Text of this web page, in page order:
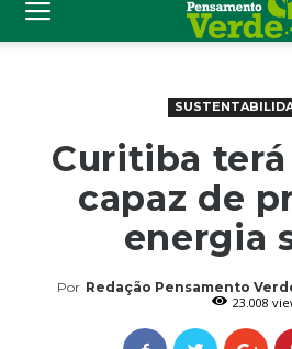
Curitiba
capaz de
energia
Por Redação Pensamento
23.008